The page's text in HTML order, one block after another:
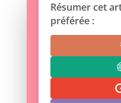
Résumer cet
préférée :